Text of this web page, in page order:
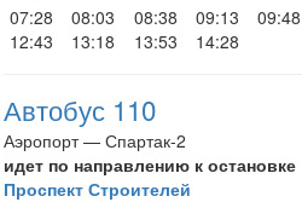
07:28
08:03 08:38 09:13 09:48
12:43
13:18 13:53 14:28
Автобус 110
Аэропорт — Спартак-2
идет по направлению к остановке
Проспект Строителей